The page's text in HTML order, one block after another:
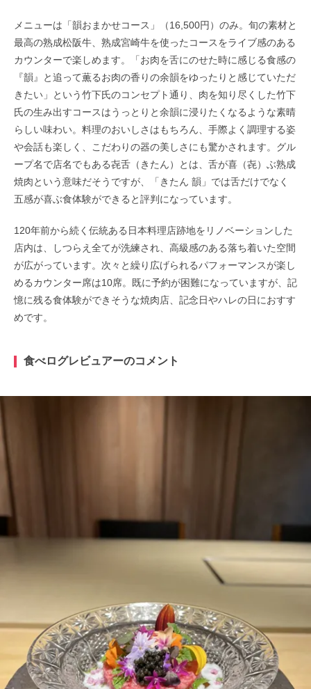
メニューは「韻おまかせコース」（16,500円）のみ。旬の素材と
最高の熟成松阪牛、熟成宮崎牛を使ったコースをライブ感のある
カウンターで楽しめます。「お肉を舌にのせた時に感じる食感の
『韻』と追って薫るお肉の香りの余韻をゆったりと感じていただ
きたい」という竹下氏のコンセプト通り、肉を知り尽くした竹下
氏の生み出すコースはうっとりと余韻に浸りたくなるような素晴
らしい味わい。料理のおいしさはもちろん、手際よく調理する姿
や会話も楽しく、こだわりの器の美しさにも驚かされます。グル
ープ名で店名でもある㐂舌（きたん）とは、舌が喜（㐂）ぶ熟成
焼肉という意味だそうですが、「きたん 韻」では舌だけでなく
五感が喜ぶ食体験ができると評判になっています。
120年前から続く伝統ある日本料理店跡地をリノベーションした
店内は、しつらえ全てが洗練され、高級感のある落ち着いた空間
が広がっています。次々と繰り広げられるパフォーマンスが楽し
めるカウンター席は10席。既に予約が困難になっていますが、記
憶に残る食体験ができそうな焼肉店、記念日やハレの日におすす
めです。
食べログレビュアーのコメント